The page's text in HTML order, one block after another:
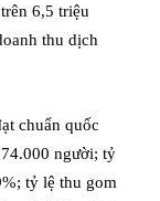
6,5 triệu
thu dịch
chuẩn quốc
người; tỷ
tỷ lệ thu gom